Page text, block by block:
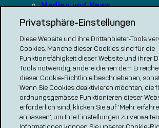
Medien und News
Unsere Plattformen
local.ch
search.ch
VERGLEICH CH
renovero
Localcities
Privatsphäre-Einstellungen
Diese Website und ihre Drittanbieter-Tools
Cookies. Manche dieser Cookies sind für die
Funktionsfähigkeit dieser Website und ihrer
Tools notwendig, andere dienen dem
dieser Cookie-Richtlinie beschriebenen,
Wenn Sie Cookies deaktivieren möchten, die
ordnungsgemässe Funktionieren dieser
erforderlich sind, klicken Sie auf 'Mehr
anpassen', um Ihre Einstellungen zu